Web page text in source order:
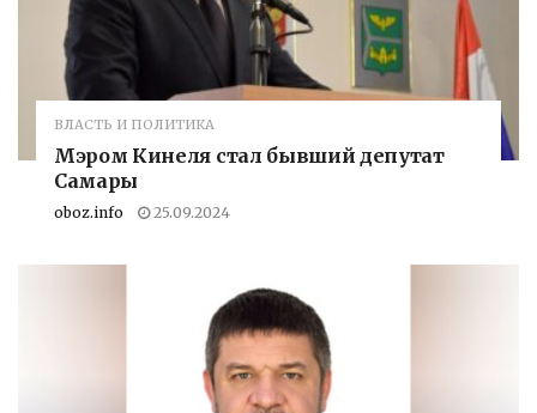
ВЛАСТЬ И ПОЛИТИКА
Мэром Кинеля стал бывший депутат
Самары
oboz.info 25.09.2024